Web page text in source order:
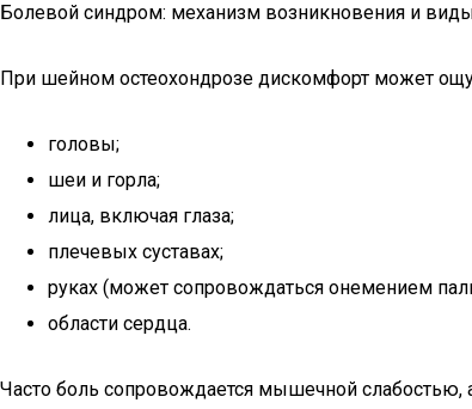
Болевой синдром: механизм возникновения и
При шейном остеохондрозе дискомфорт может
головы;
шеи и горла;
лица, включая глаза;
плечевых суставах;
руках (может сопровождаться онемением
области сердца.
Часто боль сопровождается мышечной слабостью,